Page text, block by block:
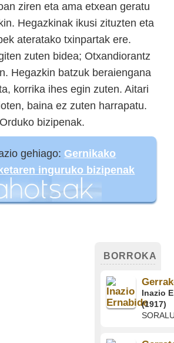
ziren eta ama etxean geratu
Hegazkinak ikusi zituzten eta
ateratako txinpartak ere.
zuten bidea; Otxandiorantz
Hegazkin batzuk beraiengana
korrika ihes egin zuten. Aitari
baina ez zuten harrapatu.
Orduko bizipenak.
gehiago: Gernikako
inguruko bizipenak
BORROKA
Inazio
(1917)